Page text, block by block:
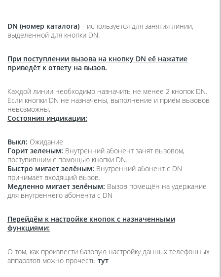
DN (номер каталога) – используется для занятия линии,
выделенной для кнопки DN.
При поступлении вызова на кнопку DN её нажатие
приведёт к ответу на вызов.
Каждой линии необходимо назначить не менее 2 кнопок DN.
Если кнопки DN не назначены, выполнение и приём вызовов
невозможны.
Состояния индикации:
Выкл: Ожидание
Горит зеленым: Внутренний абонент занят вызовом,
поступившим с помощью кнопки DN.
Быстро мигает зелёным: Внутренний абонент с DN
принимает входящий вызов.
Медленно мигает зелёным: Вызов помещён на удержание
для внутреннего абонента с DN
Перейдём к настройке кнопок с назначенными
функциями:
О том, как произвести базовую настройку данных телефонных
аппаратов можно прочесть тут